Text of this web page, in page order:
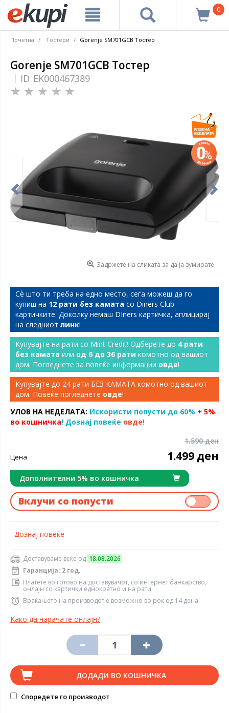
0
Почетна Тостери Gorenje SM701GCB Тостер
Gorenje SM701GCB Тостер
ID EK000467389
Задржете на сликата за да ја зумирате
Сѐ што ти треба на едно место, сега можеш да го
купиш на 12 рати без камата со Diners Club
картичките. Доколку немаш DIners картичка, аплицирај
на следниот линк!
Купувајте на рати со Mint Credit! Одберете до 4 рати
без камата или од 6 до 36 рати комотно од вашиот
дом. Погледнете за повеќе информации овде!
Купувајте до 24 рати БЕЗ КАМАТА комотно од вашиот
дом. Повеќе погледнете овде!
УЛОВ НА НЕДЕЛАТА: Искористи попусти до 60% + 5%
во кошничка! Дознај повеќе овде!
1.590 ден
Цена 1.499 ден
Дополнителни 5% во кошничка
Вклучи со попусти
Дознај повеќе
Доставуваме веќе од 18.08.2026
Гаранција: 2 год.
Платете во готово на доставувачот, со интернет банкарство,
онлајн со картички еднократно и на рати
Враќањето на производот е возможно во рок од 14 дена
Како да нарачате онлајн?
ДОДАДИ ВО КОШНИЧКА
Споредете го производот